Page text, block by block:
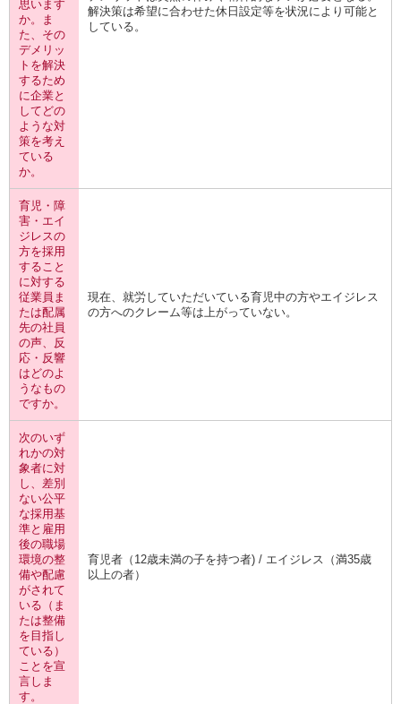
思います
か。ま
た、その
デメリッ
トを解決
するため
に企業と
してどの
ような対
策を考え
ている
か。
解決策は希望に合わせた休日設定等を状況により可能と
している。
育児・障
害・エイ
ジレスの
方を採用
すること
に対する
従業員ま
たは配属
先の社員
の声、反
応・反響
はどのよ
うなもの
ですか。
現在、就労していただいている育児中の方やエイジレス
の方へのクレーム等は上がっていない。
次のいず
れかの対
象者に対
し、差別
ない公平
な採用基
準と雇用
後の職場
環境の整
備や配慮
がされて
いる（ま
たは整備
を目指し
ている）
ことを宣
言しま
す。
育児者（12歳未満の子を持つ者) / エイジレス（満35歳
以上の者）